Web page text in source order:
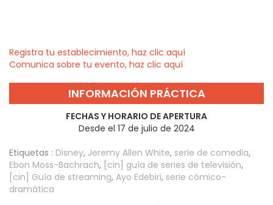
Registra tu establecimiento, haz clic aquí
Comunica sobre tu evento, haz clic aquí
INFORMACIÓN PRÁCTICA
FECHAS Y HORARIO DE APERTURA
Desde el 17 de julio de 2024
Etiquetas : Disney, Jeremy Allen White, serie de comedia,
Ebon Moss-Bachrach, [cin] guía de series de televisión,
[cin] Guía de streaming, Ayo Edebiri, serie cómico-
dramática